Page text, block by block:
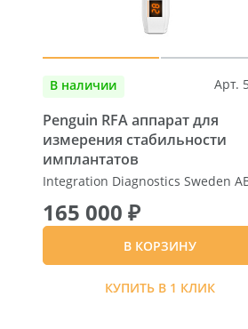
В наличии Арт.
Penguin RFA аппарат для
измерения стабильности
имплантатов
Integration Diagnostics Sweden
165 000 ₽
В КОРЗИНУ
КУПИТЬ В 1 КЛИК